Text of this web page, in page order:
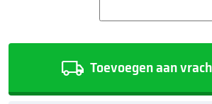
Toevoegen aan